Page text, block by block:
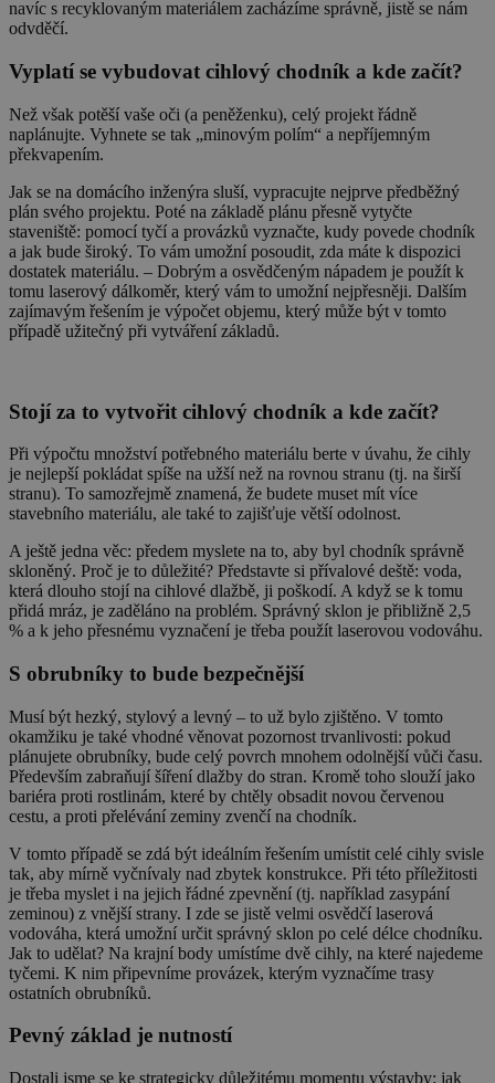
navíc s recyklovaným materiálem zacházíme správně, jistě se nám
odvděčí.
Vyplatí se vybudovat cihlový chodník a kde začít?
Než však potěší vaše oči (a peněženku), celý projekt řádně
naplánujte. Vyhnete se tak „minovým polím“ a nepříjemným
překvapením.
Jak se na domácího inženýra sluší, vypracujte nejprve předběžný
plán svého projektu. Poté na základě plánu přesně vytyčte
staveniště: pomocí tyčí a provázků vyznačte, kudy povede chodník
a jak bude široký. To vám umožní posoudit, zda máte k dispozici
dostatek materiálu. – Dobrým a osvědčeným nápadem je použít k
tomu laserový dálkoměr, který vám to umožní nejpřesněji. Dalším
zajímavým řešením je výpočet objemu, který může být v tomto
případě užitečný při vytváření základů.
Stojí za to vytvořit cihlový chodník a kde začít?
Při výpočtu množství potřebného materiálu berte v úvahu, že cihly
je nejlepší pokládat spíše na užší než na rovnou stranu (tj. na širší
stranu). To samozřejmě znamená, že budete muset mít více
stavebního materiálu, ale také to zajišťuje větší odolnost.
A ještě jedna věc: předem myslete na to, aby byl chodník správně
skloněný. Proč je to důležité? Představte si přívalové deště: voda,
která dlouho stojí na cihlové dlažbě, ji poškodí. A když se k tomu
přidá mráz, je zaděláno na problém. Správný sklon je přibližně 2,5
% a k jeho přesnému vyznačení je třeba použít laserovou vodováhu.
S obrubníky to bude bezpečnější
Musí být hezký, stylový a levný – to už bylo zjištěno. V tomto
okamžiku je také vhodné věnovat pozornost trvanlivosti: pokud
plánujete obrubníky, bude celý povrch mnohem odolnější vůči času.
Především zabraňují šíření dlažby do stran. Kromě toho slouží jako
bariéra proti rostlinám, které by chtěly obsadit novou červenou
cestu, a proti přelévání zeminy zvenčí na chodník.
V tomto případě se zdá být ideálním řešením umístit celé cihly svisle
tak, aby mírně vyčnívaly nad zbytek konstrukce. Při této příležitosti
je třeba myslet i na jejich řádné zpevnění (tj. například zasypání
zeminou) z vnější strany. I zde se jistě velmi osvědčí laserová
vodováha, která umožní určit správný sklon po celé délce chodníku.
Jak to udělat? Na krajní body umístíme dvě cihly, na které najedeme
tyčemi. K nim připevníme provázek, kterým vyznačíme trasy
ostatních obrubníků.
Pevný základ je nutností
Dostali jsme se ke strategicky důležitému momentu výstavby: jak